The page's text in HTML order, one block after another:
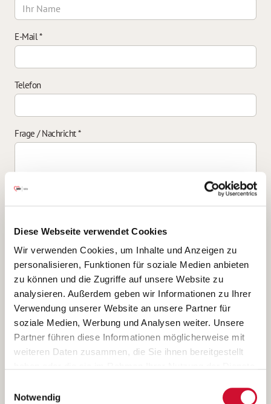
Diese Webseite verwendet Cookies
Wir verwenden Cookies, um Inhalte und Anzeigen zu
personalisieren, Funktionen für soziale Medien anbieten
zu können und die Zugriffe auf unsere Website zu
analysieren. Außerdem geben wir Informationen zu Ihrer
Verwendung unserer Website an unsere Partner für
soziale Medien, Werbung und Analysen weiter. Unsere
Partner führen diese Informationen möglicherweise mit
weiteren Daten zusammen, die Sie ihnen bereitgestellt
Wenn Sie auf „Cookies zulassen“ klicken, so stimmen
Notwendig
E-Mail*
Telefon
Frage / Nachricht*
Ich bin damit einverstanden, dass meine personenbezogenen Daten
ausschließlich zum Zweck der Durchführung der Kontaktanfrage
verarbeitet, auf IT- Systemen der Garitz Bewirtschaftungsbetriebe
GmbH, Heinrich-von-Kleist-Straße 2, 97688 Bad Kissingen
(Betreiber) gespeichert und an die für das Stellenangebot
verantwortliche Stelle zur Kontaktaufnahme weitergegeben
werden.
Diese Einwilligungserklärung kann ich jederzeit gegenüber dem
Weitere Details können Sie der
entnehmen.